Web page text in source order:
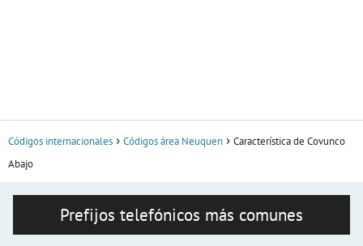
Códigos internacionales Códigos área Neuquen
Característica de Covunco
Abajo
Prefijos telefónicos más comunes